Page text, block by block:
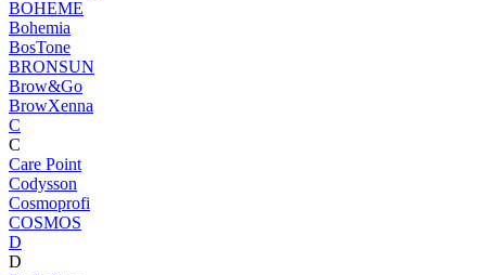
BOHEME
Bohemia
BosTone
BRONSUN
Brow&Go
BrowXenna
C
C
Care Point
Codysson
Cosmoprofi
COSMOS
D
D